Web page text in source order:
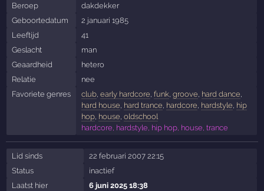
Beroep
dakdekker
Geboortedatum
2 januari 1985
Leeftijd
41
Geslacht
man
Geaardheid
hetero
Relatie
nee
Favoriete genres
club, early hardcore funk, groove hard dance
hard house hard trance hardcore hardstyle hip
hop, house oldschool
hardcore, hardstyle, hip hop, house, trance
Lid sinds
22 februari 2007 22:15
Status
inactief
Laatst hier
6 juni 2025 18:38